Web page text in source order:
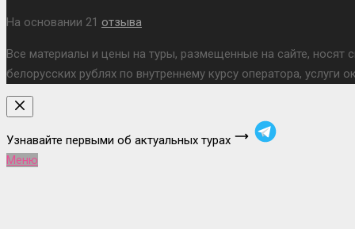
На основании 21 отзыва
Все материалы и цены на туры, размещенные на сайте, носят
белорусских рублях по внутреннему курсу оператора,
Узнавайте первыми об актуальных турах
Меню